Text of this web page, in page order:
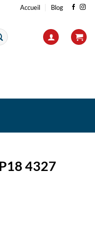
Accueil Blog
4327